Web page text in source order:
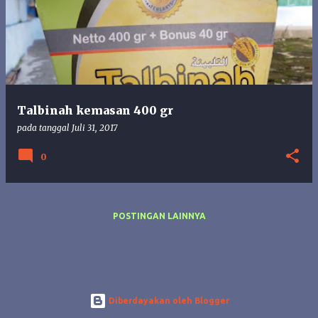
a
Talbinah kemasan 400 gr
pada tanggal Juli 31, 2017
0
POSTINGAN LAINNYA
Diberdayakan oleh Blogger